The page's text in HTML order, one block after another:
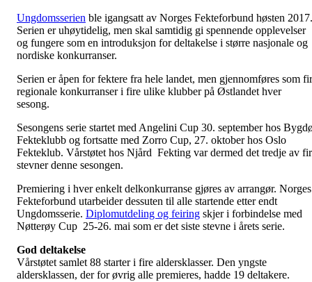
Ungdomsserien ble igangsatt av Norges Fekteforbund høsten 2017.
Serien er uhøytidelig, men skal samtidig gi spennende opplevelser
og fungere som en introduksjon for deltakelse i større nasjonale og
nordiske konkurranser.
Serien er åpen for fektere fra hele landet, men gjennomføres som
regionale konkurranser i fire ulike klubber på Østlandet hver
sesong.
Sesongens serie startet med Angelini Cup 30. september hos
Fekteklubb og fortsatte med Zorro Cup, 27. oktober hos Oslo
Fekteklub. Vårstøtet hos Njård Fekting var dermed det tredje av
stevner denne sesongen.
Premiering i hver enkelt delkonkurranse gjøres av arrangør. Norges
Fekteforbund utarbeider dessuten til alle startende etter endt
Ungdomsserie. Diplomutdeling og feiring skjer i forbindelse med
Nøtterøy Cup 25-26. mai som er det siste stevne i årets serie.
God deltakelse
Vårstøtet samlet 88 starter i fire aldersklasser. Den yngste
aldersklassen, der for øvrig alle premieres, hadde 19 deltakere.